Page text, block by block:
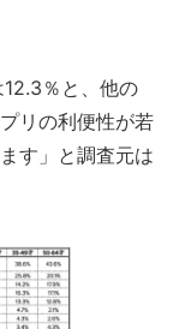
％と、他の
リの利便性が若
す」と調査元は